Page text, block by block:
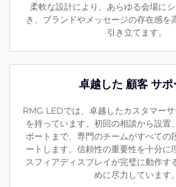
柔軟な設計により、あらゆる会場に
き、ブランドやメッセージの存在感を
引き立てます。
卓越した 顧客 サポ
RMG LEDでは、卓越したカスタマー
を持っています。初回の相談から設置
ポートまで、専門のチームがすべての
ートします。信頼性の重要性を十分に
スフィアディスプレイが完璧に動作す
めに尽力しています。